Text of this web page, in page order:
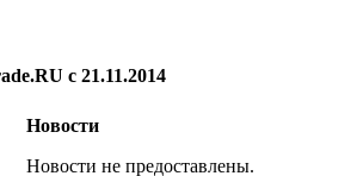
с 21.11.2014
Новости
Новости не предоставлены.